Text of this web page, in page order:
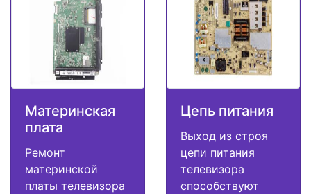
Материнская
плата
Ремонт
материнской
платы телевизора
Цепь питания
Выход из строя
цепи питания
телевизора
способствуют